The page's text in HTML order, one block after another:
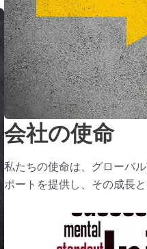
会社の使命
私たちの使命は、グローバ
ポートを提供し、その成長